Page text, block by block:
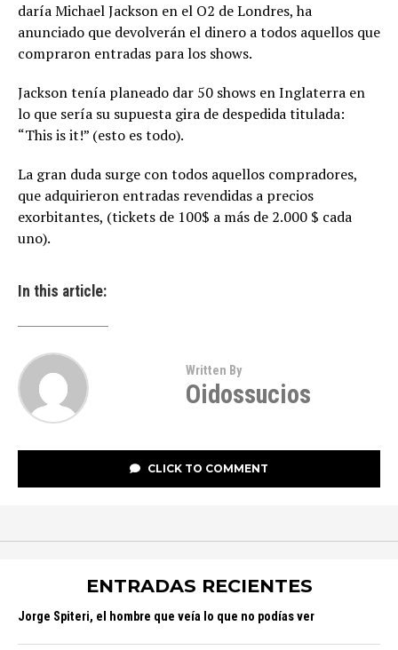
daría Michael Jackson en el O2 de Londres, ha
anunciado que devolverán el dinero a todos aquellos que
compraron entradas para los shows.
Jackson tenía planeado dar 50 shows en Inglaterra en
lo que sería su supuesta gira de despedida titulada:
“This is it!” (esto es todo).
La gran duda surge con todos aquellos compradores,
que adquirieron entradas revendidas a precios
exorbitantes, (tickets de 100$ a más de 2.000 $ cada
uno).
In this article:
Written By
Oidossucios
CLICK TO COMMENT
ENTRADAS RECIENTES
Jorge Spiteri, el hombre que veía lo que no podías ver